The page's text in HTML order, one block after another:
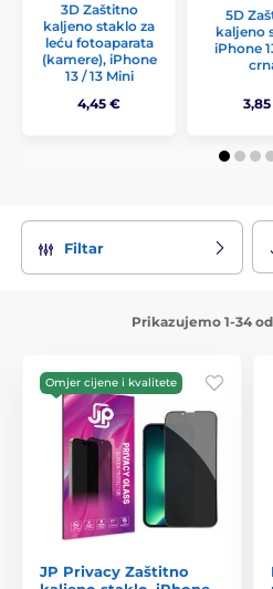
3D Zaštitno
kaljeno staklo za
leću fotoaparata
(kamere), iPhone
13 / 13 Mini
4,45 €
5D
kaljeno
iPhone
Filtar
Prikazujemo 1-34
Omjer cijene i kvalitete
JP Privacy Zaštitno